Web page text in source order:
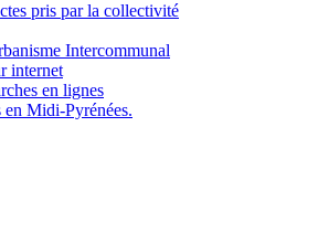
pris par la collectivité
Intercommunal
internet
en lignes
en Midi-Pyrénées.